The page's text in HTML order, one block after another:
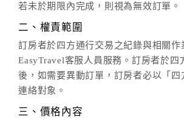
若未於期限內完成，則視為無效訂單。
二、權責範圍
訂房者於四方通行交易之紀錄與相關作
EasyTravel客服人員服務。訂房者於四
後，如需要異動訂單，訂房者必以「四
連絡對象。
三、價格內容